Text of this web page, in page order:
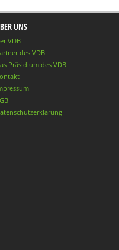
UNS
VDB
des VDB
Präsidium des VDB